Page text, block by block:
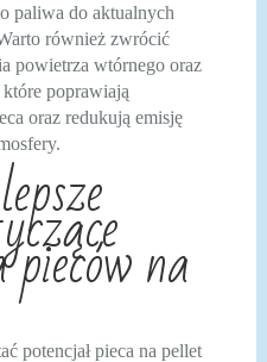
paliwa do aktualnych
również zwrócić
powietrza wtórnego oraz
poprawiają
oraz redukują emisję
na
potencjał pieca na pellet